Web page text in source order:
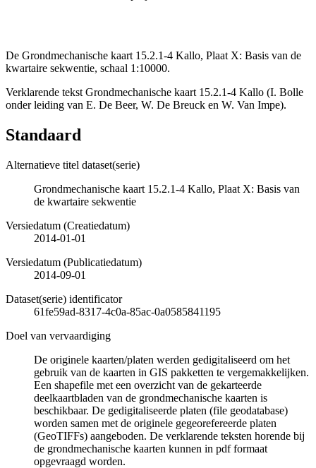
De Grondmechanische kaart 15.2.1-4 Kallo, Plaat X: Basis van de
kwartaire sekwentie, schaal 1:10000.
Verklarende tekst Grondmechanische kaart 15.2.1-4 Kallo (I. Bolle
onder leiding van E. De Beer, W. De Breuck en W. Van Impe).
Standaard
Alternatieve titel dataset(serie)
Grondmechanische kaart 15.2.1-4 Kallo, Plaat X: Basis van
de kwartaire sekwentie
Versiedatum (Creatiedatum)
2014-01-01
Versiedatum (Publicatiedatum)
2014-09-01
Dataset(serie) identificator
61fe59ad-8317-4c0a-85ac-0a0585841195
Doel van vervaardiging
De originele kaarten/platen werden gedigitaliseerd om het
gebruik van de kaarten in GIS pakketten te vergemakkelijken.
Een shapefile met een overzicht van de gekarteerde
deelkaartbladen van de grondmechanische kaarten is
beschikbaar. De gedigitaliseerde platen (file geodatabase)
worden samen met de originele gegeorefereerde platen
(GeoTIFFs) aangeboden. De verklarende teksten horende bij
de grondmechanische kaarten kunnen in pdf formaat
opgevraagd worden.